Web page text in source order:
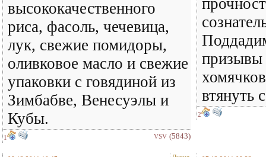
высококачественного
риса, фасоль, чечевица,
лук, свежие помидоры,
оливковое масло и свежие
упаковки с говядиной из
Зимбабве, Венесуэлы и
Кубы.
1 VSV (5843)
призывы
втянуть
2